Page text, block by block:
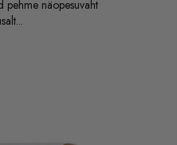
pehme näopesuvaht